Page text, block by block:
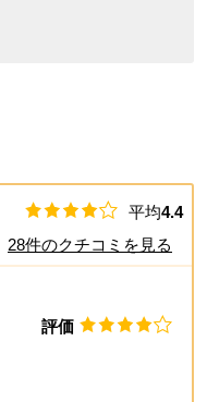
平均4.4
28件のクチコミを見る
評価